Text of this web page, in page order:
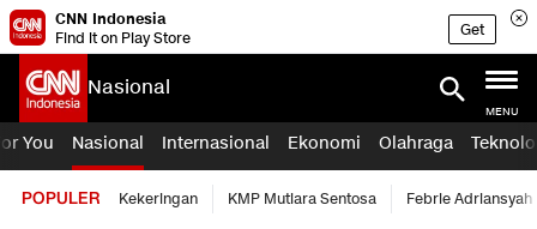
CNN Indonesia
Find it on Play Store
Get
Nasional
MENU
You Nasional Internasional Ekonomi Olahraga
POPULER Kekeringan KMP Mutiara Sentosa Febrie Adriansyah